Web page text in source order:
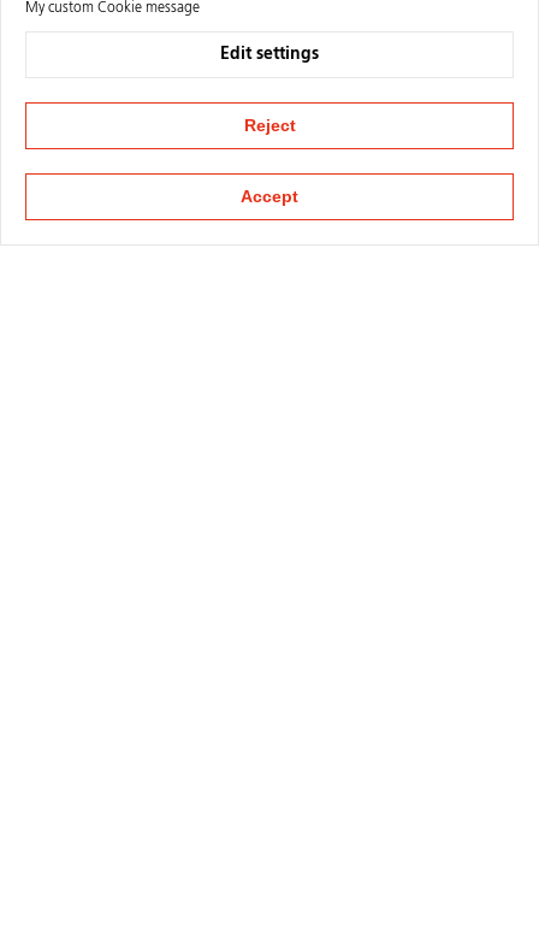
My custom Cookie message
Edit settings
Reject
Accept